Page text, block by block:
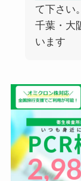
て下さい
千葉・大
います